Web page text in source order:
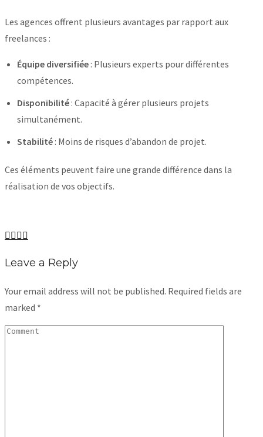
Les agences offrent plusieurs avantages par rapport aux
freelances :
Équipe diversifiée: Plusieurs experts pour différentes
compétences.
Disponibilité: Capacité à gérer plusieurs projets
simultanément.
Stabilité: Moins de risques d’abandon de projet.
Ces éléments peuvent faire une grande différence dans la
réalisation de vos objectifs.
Leave a Reply
Your email address will not be published. Required fields are
marked *